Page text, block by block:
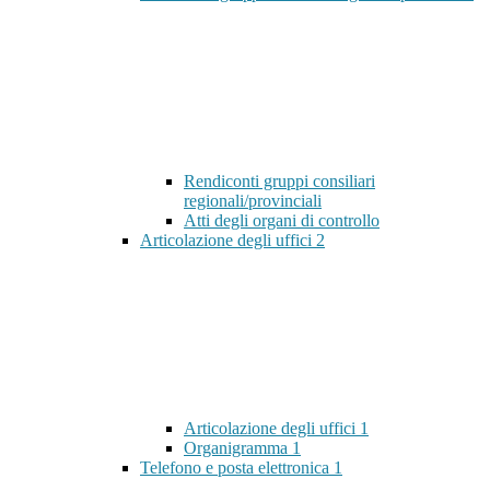
Rendiconti gruppi consiliari
regionali/provinciali
Atti degli organi di controllo
Articolazione degli uffici 2
Articolazione degli uffici 1
Organigramma 1
Telefono e posta elettronica 1